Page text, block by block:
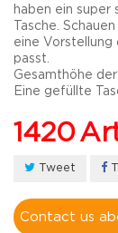
haben ein super
Tasche.
eine Vorstellung
passt.
Gesamthöhe der
Eine gefüllte
1420
Tweet
Contact us